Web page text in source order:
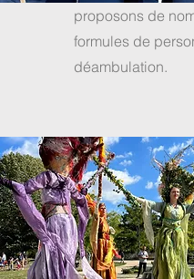
proposons de
formules de
déambulation.